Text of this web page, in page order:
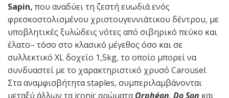
Sapin, που αναδύει τη ζεστή ευωδιά ενός
φρεσκοστολισμένου χριστουγεννιάτικου δέντρου, με
υποβλητικές ξυλώδεις νότες από σιβηρικό πεύκο και
έλατο– τόσο στο κλασικό μέγεθος όσο και σε
συλλεκτικό XL δοχείο 1,5kg, το οποίο μπορεί να
συνδυαστεί με το χαρακτηριστικό χρυσό Carousel.
Στα αναμφισβήτητα staples, συμπεριλαμβάνονται
μεταξύ άλλων τα iconic αρώματαOrphéon, Do Son και